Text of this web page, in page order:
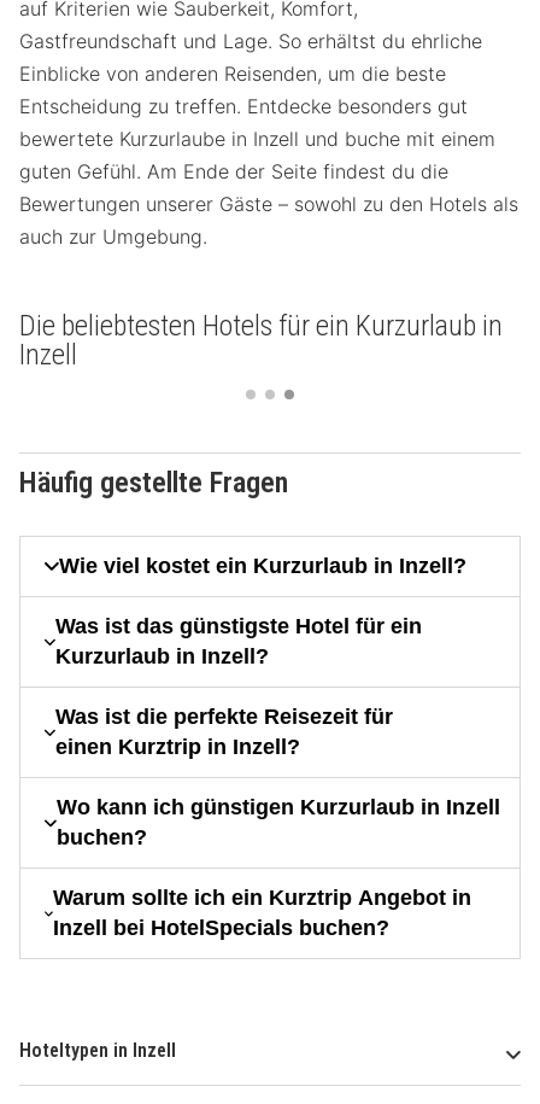
auf Kriterien wie Sauberkeit, Komfort,
Gastfreundschaft und Lage. So erhältst du ehrliche
Einblicke von anderen Reisenden, um die beste
Entscheidung zu treffen. Entdecke besonders gut
bewertete Kurzurlaube in Inzell und buche mit einem
guten Gefühl. Am Ende der Seite findest du die
Bewertungen unserer Gäste – sowohl zu den Hotels als
auch zur Umgebung.
Die beliebtesten Hotels für ein Kurzurlaub in
Inzell
Häufig gestellte Fragen
Wie viel kostet ein Kurzurlaub in Inzell?
Was ist das günstigste Hotel für ein
Kurzurlaub in Inzell?
Was ist die perfekte Reisezeit für
einen Kurztrip in Inzell?
Wo kann ich günstigen Kurzurlaub in Inzell
buchen?
Warum sollte ich ein Kurztrip Angebot in
Inzell bei HotelSpecials buchen?
Hoteltypen in Inzell